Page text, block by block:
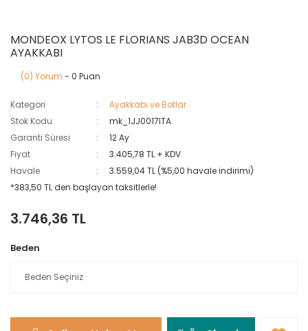
MONDEOX LYTOS LE FLORIANS JAB3D OCEAN
AYAKKABI
(0) Yorum - 0 Puan
Kategori
Ayakkabı ve Botlar
Stok Kodu
mk_1JJ0017ITA
Garanti Süresi
12 Ay
Fiyat
3.405,78 TL + KDV
Havale
3.559,04 TL (%5,00 havale indirimi)
*383,50 TL den başlayan taksitlerle!
3.746,36 TL
Beden